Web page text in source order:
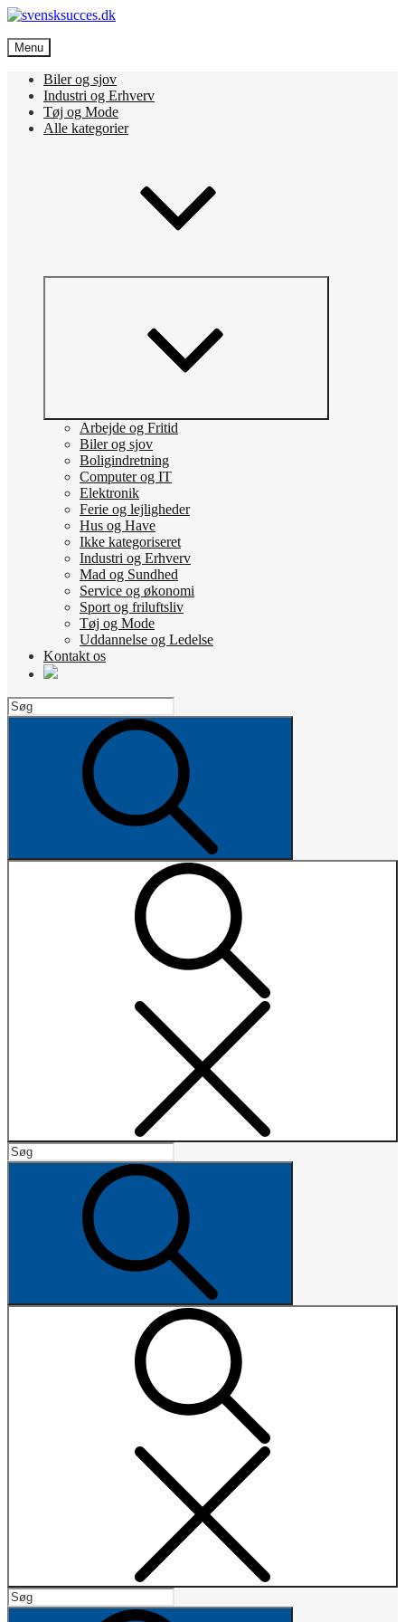
Skip
content
svensksucces.dk
Vi bringer de bedste nyheder, både fra Sverige og Danmark
Menu
Biler og sjov
Industri og Erhverv
Tøj og Mode
Alle kategorier
Arbejde og Fritid
Biler og sjov
Boligindretning
Computer og IT
Elektronik
Ferie og lejligheder
Hus og Have
Ikke kategoriseret
Industri og Erhverv
Mad og Sundhed
Service og økonomi
Sport og friluftsliv
Tøj og Mode
Uddannelse og Ledelse
Kontakt os
Search
for:
Search
for:
Search
for: